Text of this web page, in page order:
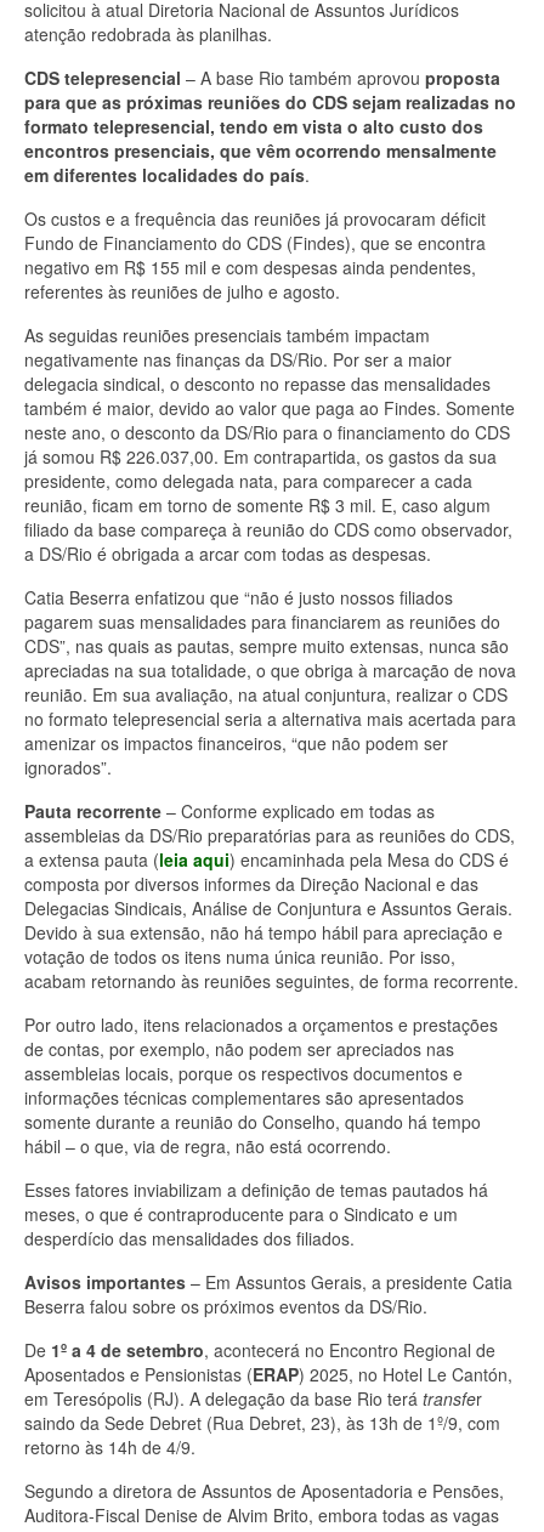
solicitou à atual Diretoria Nacional de Assuntos Jurídicos
atenção redobrada às planilhas.
CDS telepresencial – A base Rio também aprovou proposta
para que as próximas reuniões do CDS sejam realizadas no
formato telepresencial, tendo em vista o alto custo dos
encontros presenciais, que vêm ocorrendo mensalmente
em diferentes localidades do país.
Os custos e a frequência das reuniões já provocaram déficit
Fundo de Financiamento do CDS (Findes), que se encontra
negativo em R$ 155 mil e com despesas ainda pendentes,
referentes às reuniões de julho e agosto.
As seguidas reuniões presenciais também impactam
negativamente nas finanças da DS/Rio. Por ser a maior
delegacia sindical, o desconto no repasse das mensalidades
também é maior, devido ao valor que paga ao Findes. Somente
neste ano, o desconto da DS/Rio para o financiamento do CDS
já somou R$ 226.037,00. Em contrapartida, os gastos da sua
presidente, como delegada nata, para comparecer a cada
reunião, ficam em torno de somente R$ 3 mil. E, caso algum
filiado da base compareça à reunião do CDS como observador,
a DS/Rio é obrigada a arcar com todas as despesas.
Catia Beserra enfatizou que “não é justo nossos filiados
pagarem suas mensalidades para financiarem as reuniões do
CDS”, nas quais as pautas, sempre muito extensas, nunca são
apreciadas na sua totalidade, o que obriga à marcação de nova
reunião. Em sua avaliação, na atual conjuntura, realizar o CDS
no formato telepresencial seria a alternativa mais acertada para
amenizar os impactos financeiros, “que não podem ser
ignorados”.
Pauta recorrente – Conforme explicado em todas as
assembleias da DS/Rio preparatórias para as reuniões do CDS,
a extensa pauta (leia aqui) encaminhada pela Mesa do CDS é
composta por diversos informes da Direção Nacional e das
Delegacias Sindicais, Análise de Conjuntura e Assuntos Gerais.
Devido à sua extensão, não há tempo hábil para apreciação e
votação de todos os itens numa única reunião. Por isso,
acabam retornando às reuniões seguintes, de forma recorrente.
Por outro lado, itens relacionados a orçamentos e prestações
de contas, por exemplo, não podem ser apreciados nas
assembleias locais, porque os respectivos documentos e
informações técnicas complementares são apresentados
somente durante a reunião do Conselho, quando há tempo
hábil – o que, via de regra, não está ocorrendo.
Esses fatores inviabilizam a definição de temas pautados há
meses, o que é contraproducente para o Sindicato e um
desperdício das mensalidades dos filiados.
Avisos importantes – Em Assuntos Gerais, a presidente Catia
Beserra falou sobre os próximos eventos da DS/Rio.
De 1º a 4 de setembro, acontecerá no Encontro Regional de
Aposentados e Pensionistas (ERAP) 2025, no Hotel Le Cantón,
em Teresópolis (RJ). A delegação da base Rio terá transfer
saindo da Sede Debret (Rua Debret, 23), às 13h de 1º/9, com
retorno às 14h de 4/9.
Segundo a diretora de Assuntos de Aposentadoria e Pensões,
Auditora-Fiscal Denise de Alvim Brito, embora todas as vagas